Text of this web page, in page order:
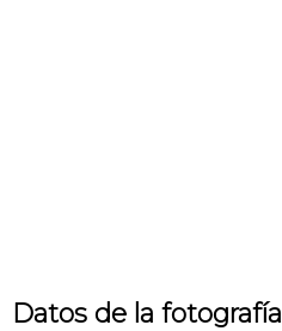
Datos de la fotografía